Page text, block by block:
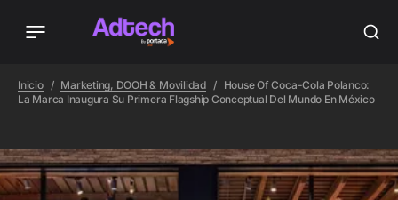
Inicio Marketing, DOOH & Movilidad
House Of Coca-Cola Polanco:
La Marca Inaugura Su Primera Flagship Conceptual Del Mundo En México